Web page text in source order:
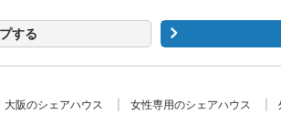
大阪のシェアハウス 女性専用のシェアハウス